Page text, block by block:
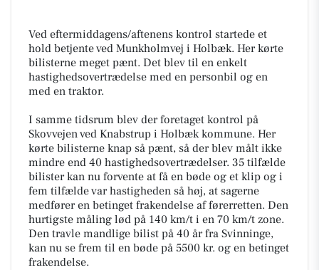
Ved eftermiddagens/aftenens kontrol startede et
hold betjente ved Munkholmvej i Holbæk. Her kørte
bilisterne meget pænt. Det blev til en enkelt
hastighedsovertrædelse med en personbil og en
med en traktor.
I samme tidsrum blev der foretaget kontrol på
Skovvejen ved Knabstrup i Holbæk kommune. Her
kørte bilisterne knap så pænt, så der blev målt ikke
mindre end 40 hastighedsovertrædelser. 35 tilfælde
bilister kan nu forvente at få en bøde og et klip og i
fem tilfælde var hastigheden så høj, at sagerne
medfører en betinget frakendelse af førerretten. Den
hurtigste måling lød på 140 km/t i en 70 km/t zone.
Den travle mandlige bilist på 40 år fra Svinninge,
kan nu se frem til en bøde på 5500 kr. og en betinget
frakendelse.